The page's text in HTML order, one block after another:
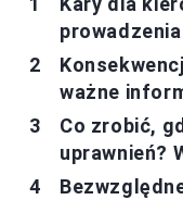
ważne
Co zrobić,
uprawnień?